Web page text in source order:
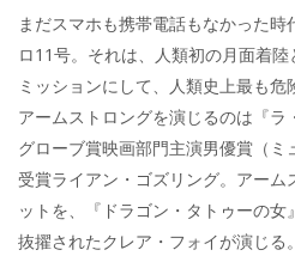
まだスマホも携帯電話もなかった
ロ11号。それは、人類初の月面着
ミッションにして、人類史上最も危
アームストロングを演じるのは『
グローブ賞映画部門主演男優賞（ミ
受賞ライアン・ゴズリング。アーム
ットを、『ドラゴン・タトゥーの
抜擢されたクレア・フォイが演じる